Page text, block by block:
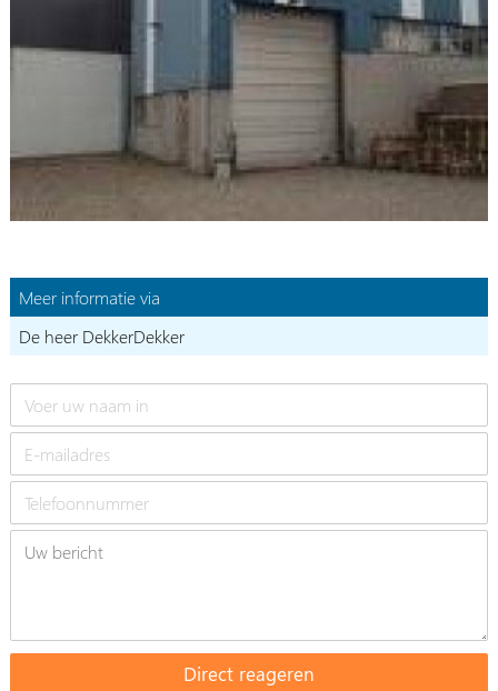
Meer informatie via
De heer DekkerDekker